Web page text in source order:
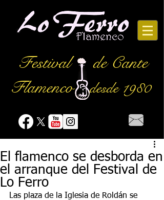
Festival
de Cante
Flamencodesde 1980
El flamenco se desborda en
el arranque del Festival de
Lo Ferro
Las plaza de la Iglesia de Roldán se